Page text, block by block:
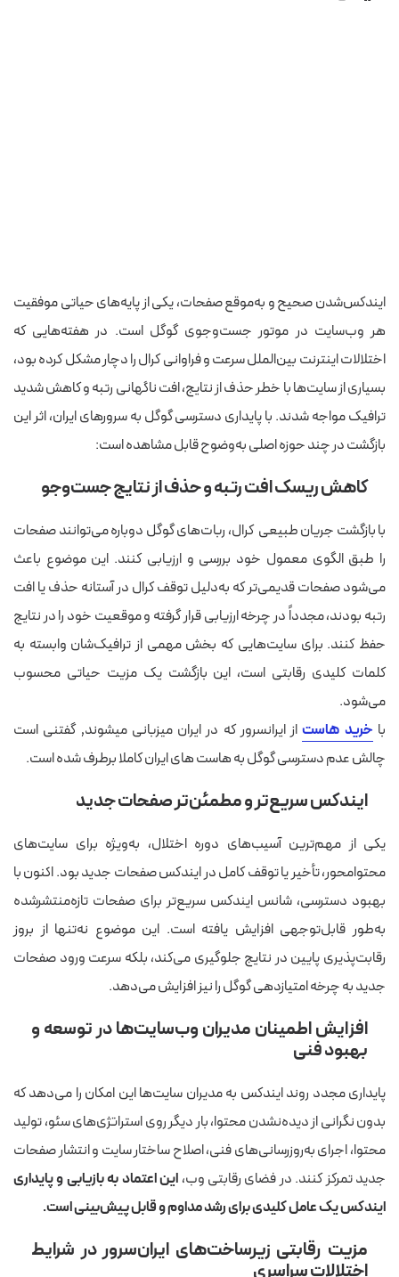
ایندکس‌شدن صحیح و به‌موقع صفحات، یکی از پایه‌های حیاتی موفقیت
هر وب‌سایت در موتور جست‌وجوی گوگل است. در هفته‌هایی که
اختلالات اینترنت بین‌الملل سرعت و فراوانی کرال را دچار مشکل کرده بود،
بسیاری از سایت‌ها با خطر حذف از نتایج، افت ناگهانی رتبه و کاهش شدید
ترافیک مواجه شدند. با پایداری دسترسی گوگل به سرورهای ایران، اثر این
بازگشت در چند حوزه اصلی به‌وضوح قابل مشاهده است:
کاهش ریسک افت رتبه و حذف از نتایج جست‌وجو
با بازگشت جریان طبیعی کرال، ربات‌های گوگل دوباره می‌توانند صفحات
را طبق الگوی معمول خود بررسی و ارزیابی کنند. این موضوع باعث
می‌شود صفحات قدیمی‌تر که به‌دلیل توقف کرال در آستانه حذف یا افت
رتبه بودند، مجدداً در چرخه ارزیابی قرار گرفته و موقعیت خود را در نتایج
حفظ کنند. برای سایت‌هایی که بخش مهمی از ترافیک‌شان وابسته به
کلمات کلیدی رقابتی است، این بازگشت یک مزیت حیاتی محسوب
می‌شود.
با خرید هاست
از ایرانسرور که در ایران میزبانی میشوند٬ گفتنی است
چالش عدم دسترسی گوگل به هاست های ایران کاملا برطرف شده است.
ایندکس سریع‌تر و مطمئن‌تر صفحات جدید
یکی از مهم‌ترین آسیب‌های دوره اختلال، به‌ویژه برای سایت‌های
محتوامحور، تأخیر یا توقف کامل در ایندکس صفحات جدید بود. اکنون با
بهبود دسترسی، شانس ایندکس سریع‌تر برای صفحات تازه‌منتشرشده
به‌طور قابل‌توجهی افزایش یافته است. این موضوع نه‌تنها از بروز
رقابت‌پذیری پایین در نتایج جلوگیری می‌کند، بلکه سرعت ورود صفحات
جدید به چرخه امتیازدهی گوگل را نیز افزایش می‌دهد.
افزایش اطمینان مدیران وب‌سایت‌ها در توسعه و
بهبود فنی
پایداری مجدد روند ایندکس به مدیران سایت‌ها این امکان را می‌دهد که
بدون نگرانی از دیده‌نشدن محتوا، بار دیگر روی استراتژی‌های سئو، تولید
محتوا، اجرای به‌روزرسانی‌های فنی، اصلاح ساختار سایت و انتشار صفحات
جدید تمرکز کنند. در فضای رقابتی وب، این اعتماد به بازیابی و پایداری
ایندکس یک عامل کلیدی برای رشد مداوم و قابل پیش‌بینی است.
مزیت رقابتی زیرساخت‌های ایران‌سرور در شرایط